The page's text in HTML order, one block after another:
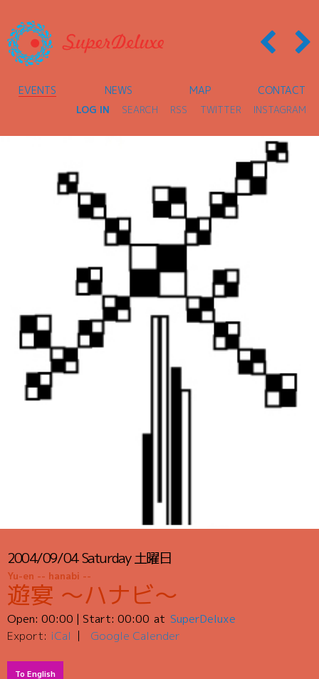
EVENTS NEWS MAP CONTACT
LOG IN SEARCH RSS TWITTER INSTAGRAM
2004/09/04Saturday土曜日
Yu-en -- hanabi --
遊宴 〜ハナビ〜
Open: 00:00 | Start: 00:00
SuperDeluxe
Export: iCal Google Calender
To English